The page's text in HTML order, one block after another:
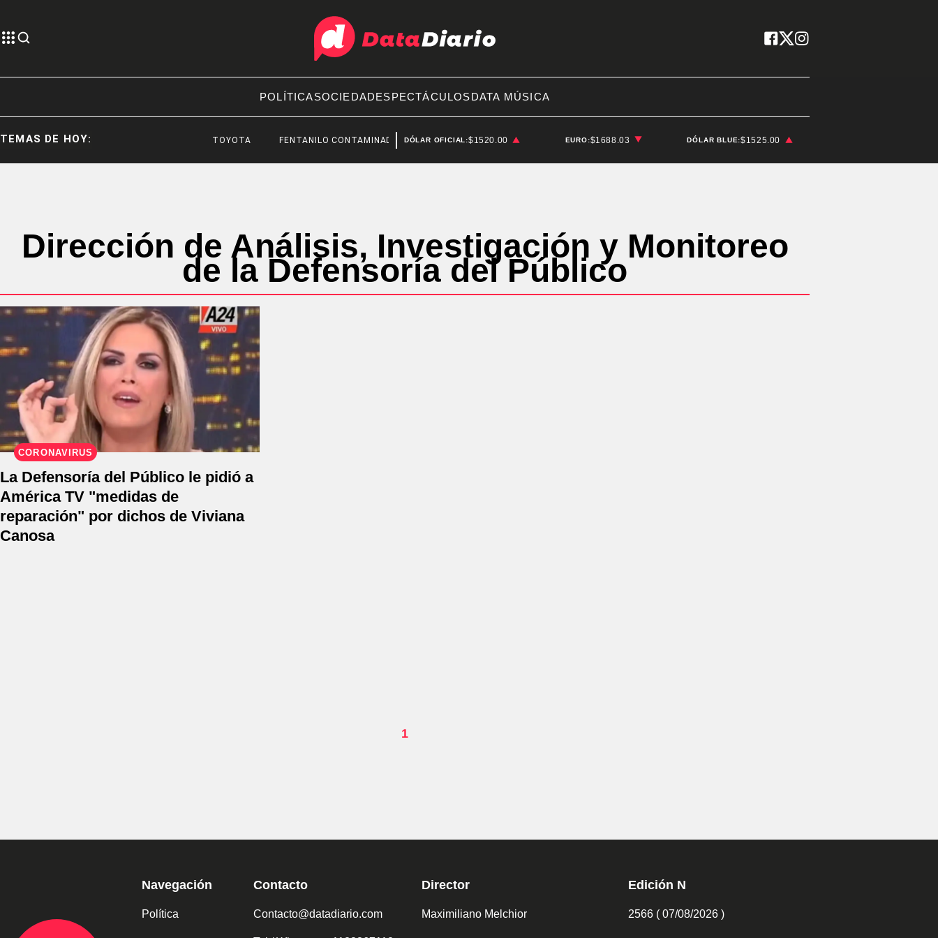
POLÍTICASOCIEDADESPECTÁCULOSDATA MÚSICA
TEMAS DE HOY: TOYOTA FENTANILO CONTAMINADO FEDERICO STURZENEGGER
DÓLAR OFICIAL:$1520.00 EURO:$1688.03 DÓLAR BLUE:$1525.00
Dirección de Análisis, Investigación y Monitoreo
de la Defensoría del Público
CORONAVIRUS
La Defensoría del Público le pidió a
América TV "medidas de
reparación" por dichos de Viviana
Canosa
1
Navegación
Política
Contacto
Contacto@datadiario.com
Director
Maximiliano Melchior
Edición N
2566 ( 07/08/2026 )